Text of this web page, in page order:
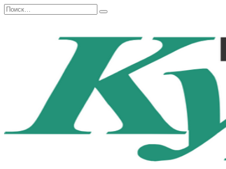
Перейти
к
Search
for: